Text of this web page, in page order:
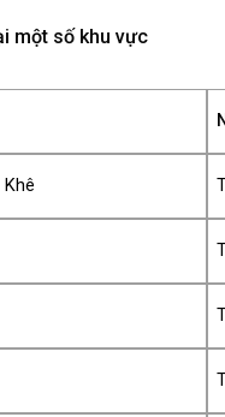
một số khu vực